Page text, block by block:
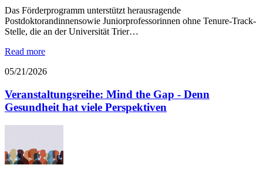
Das Förderprogramm unterstützt herausragende
Postdoktorandinnensowie Juniorprofessorinnen ohne Tenure-Track-
Stelle, die an der Universität Trier…
Read more
05/21/2026
Veranstaltungsreihe: Mind the Gap - Denn
Gesundheit hat viele Perspektiven